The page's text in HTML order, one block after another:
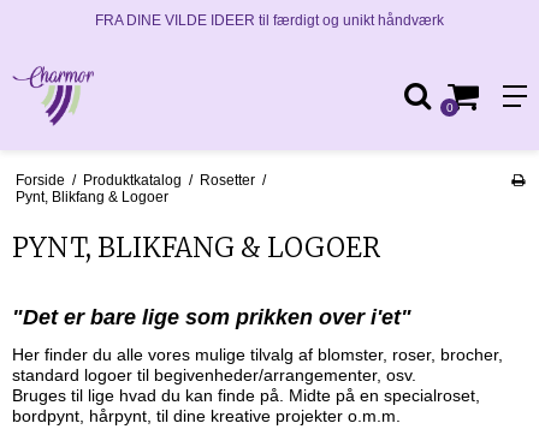
FRA DINE VILDE IDEER til færdigt og unikt håndværk
0
Forside / Produktkatalog / Rosetter /
Pynt, Blikfang & Logoer
PYNT, BLIKFANG & LOGOER
"Det er bare lige som prikken over i'et"
Her finder du alle vores mulige tilvalg af blomster, roser, brocher,
standard logoer til begivenheder/arrangementer, osv.
Bruges til lige hvad du kan finde på. Midte på en specialroset,
bordpynt, hårpynt, til dine kreative projekter o.m.m.